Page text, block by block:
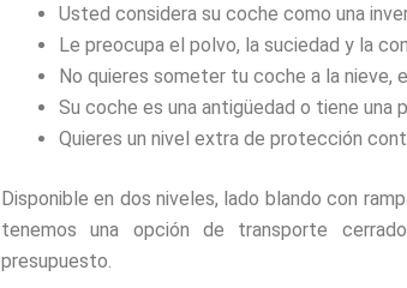
Usted considera su coche como una
Le preocupa el polvo, la suciedad y la
No quieres someter tu coche a la nieve,
Su coche es una antigüedad o tiene una
Quieres un nivel extra de protección
Disponible en dos niveles, lado blando con
tenemos una opción de transporte
presupuesto.